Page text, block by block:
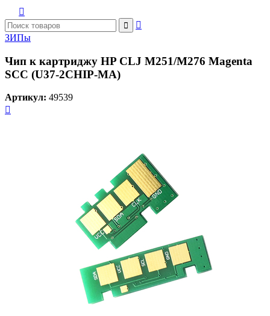



ЗИПы
Чип к картриджу HP CLJ M251/M276 Magenta
SCC (U37-2CHIP-MA)
Артикул: 49539
